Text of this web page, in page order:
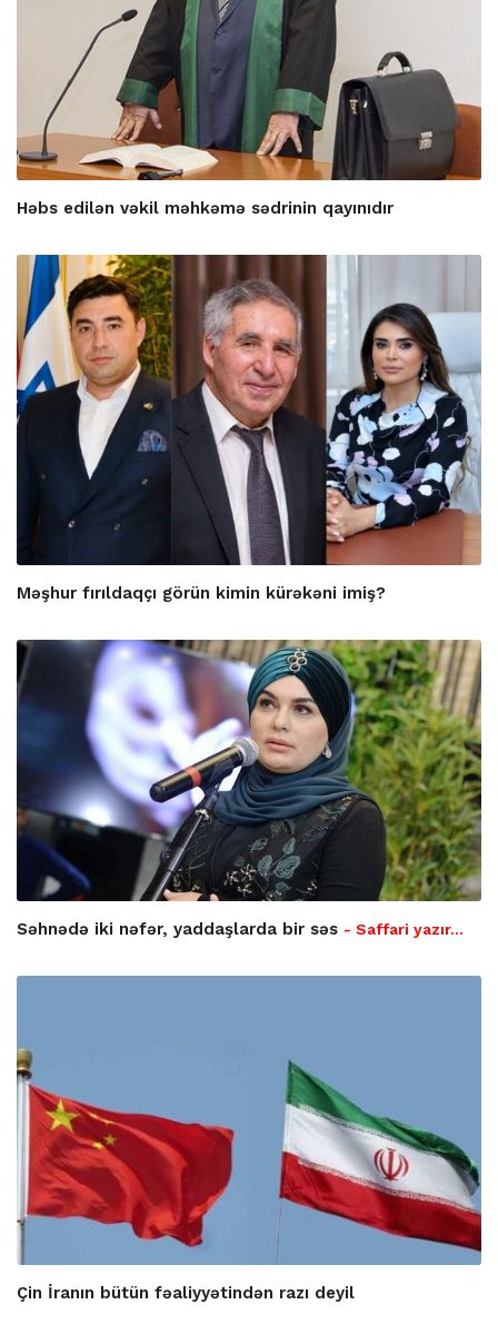
Həbs edilən vəkil məhkəmə sədrinin qayınıdır
Məşhur fırıldaqçı görün kimin kürəkəni imiş?
Səhnədə iki nəfər, yaddaşlarda bir səs - Saffari yazır…
Çin İranın bütün fəaliyyətindən razı deyil